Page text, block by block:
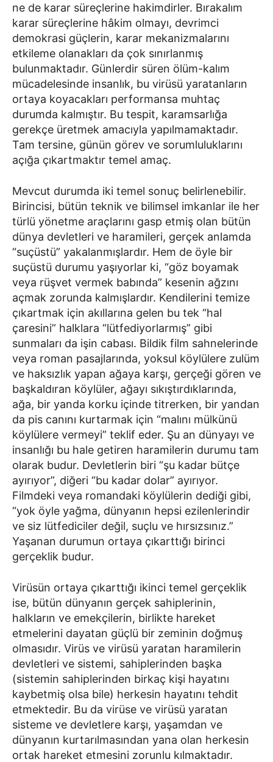
ne de karar süreçlerine hakimdirler. Bırakalım
karar süreçlerine hâkim olmayı, devrimci
demokrasi güçlerin, karar mekanizmalarını
etkileme olanakları da çok sınırlanmış
bulunmaktadır. Günlerdir süren ölüm-kalım
mücadelesinde insanlık, bu virüsü yaratanların
ortaya koyacakları performansa muhtaç
durumda kalmıştır. Bu tespit, karamsarlığa
gerekçe üretmek amacıyla yapılmamaktadır.
Tam tersine, günün görev ve sorumluluklarını
açığa çıkartmaktır temel amaç.
Mevcut durumda iki temel sonuç belirlenebilir.
Birincisi, bütün teknik ve bilimsel imkanlar ile her
türlü yönetme araçlarını gasp etmiş olan bütün
dünya devletleri ve haramileri, gerçek anlamda
“suçüstü” yakalanmışlardır. Hem de öyle bir
suçüstü durumu yaşıyorlar ki, “göz boyamak
veya rüşvet vermek babında” kesenin ağzını
açmak zorunda kalmışlardır. Kendilerini temize
çıkartmak için akıllarına gelen bu tek “hal
çaresini” halklara “lütfediyorlarmış” gibi
sunmaları da işin cabası. Bildik film sahnelerinde
veya roman pasajlarında, yoksul köylülere zulüm
ve haksızlık yapan ağaya karşı, gerçeği gören ve
başkaldıran köylüler, ağayı sıkıştırdıklarında,
ağa, bir yanda korku içinde titrerken, bir yandan
da pis canını kurtarmak için “malını mülkünü
köylülere vermeyi” teklif eder. Şu an dünyayı ve
insanlığı bu hale getiren haramilerin durumu tam
olarak budur. Devletlerin biri “şu kadar bütçe
ayırıyor”, diğeri “bu kadar dolar” ayırıyor.
Filmdeki veya romandaki köylülerin dediği gibi,
“yok öyle yağma, dünyanın hepsi ezilenlerindir
ve siz lütfediciler değil, suçlu ve hırsızsınız.”
Yaşanan durumun ortaya çıkarttığı birinci
gerçeklik budur.
Virüsün ortaya çıkarttığı ikinci temel gerçeklik
ise, bütün dünyanın gerçek sahiplerinin,
halkların ve emekçilerin, birlikte hareket
etmelerini dayatan güçlü bir zeminin doğmuş
olmasıdır. Virüs ve virüsü yaratan haramilerin
devletleri ve sistemi, sahiplerinden başka
(sistemin sahiplerinden birkaç kişi hayatını
kaybetmiş olsa bile) herkesin hayatını tehdit
etmektedir. Bu da virüse ve virüsü yaratan
sisteme ve devletlere karşı, yaşamdan ve
dünyanın kurtarılmasından yana olan herkesin
ortak hareket etmesini zorunlu kılmaktadır.